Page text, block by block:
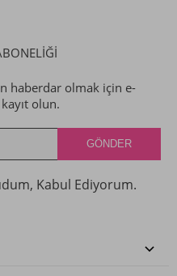
haberdar olmak için e-
olun.
Kabul Ediyorum.